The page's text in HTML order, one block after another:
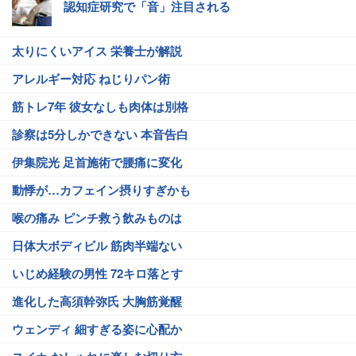
認知症研究で「音」注目される
太りにくいアイス 栄養士が解説
アレルギー対応 ねじりパン術
筋トレ7年 彼女なしも肉体は別格
診察は5分しかできない 本音告白
伊集院光 足首施術で腰痛に変化
動悸が…カフェイン摂りすぎかも
喉の痛み ピンチ救う飲みものは
日体大ボディビル 筋肉半端ない
いじめ経験の男性 72キロ落とす
進化した高須幹弥氏 大胸筋覚醒
ウェンディ 細すぎる姿に心配か